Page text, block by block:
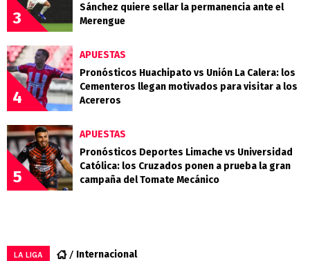
3
Sánchez quiere sellar la permanencia ante el
Merengue
4
APUESTAS
Pronósticos Huachipato vs Unión La Calera: los
Cementeros llegan motivados para visitar a los
Acereros
5
APUESTAS
Pronósticos Deportes Limache vs Universidad
Católica: los Cruzados ponen a prueba la gran
campaña del Tomate Mecánico
LA LIGA Internacional